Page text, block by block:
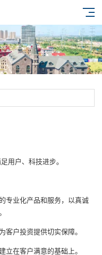
用户、科技进步。
专业化产品和服务，以真诚
客户投资提供切实保障。
在客户满意的基础上。